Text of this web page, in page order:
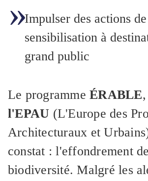
Impulser des actions de
sensibilisation à
grand public
Le programmeÉRABLE
l'EPAU (L'Europe des
Architecturaux et
constat : l'effondrement
biodiversité. Malgré les